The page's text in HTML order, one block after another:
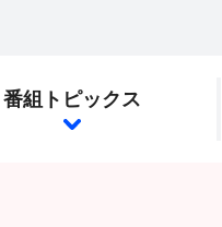
番組トピックス